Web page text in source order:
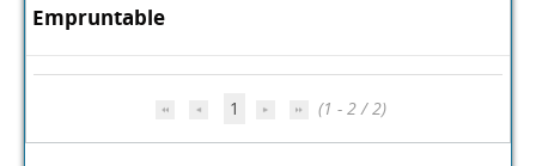
Empruntable
1 (1 - 2 / 2)